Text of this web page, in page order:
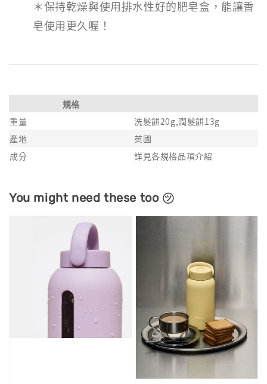
＊保持乾燥與使用排水性好的肥皂盒，能讓香
皂使用更久喔！
規格
重量
洗髮餅20g,潤髮餅13g
產地
英國
成分
詳見各規格品項介紹
You might need these too ㋡